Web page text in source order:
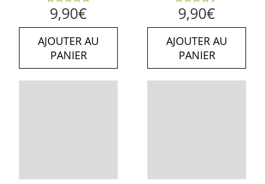
Note
4.86sur
5
9,90€
AJOUTER AU
PANIER
Note
4.50sur
5
9,90€
AJOUTER AU
PANIER